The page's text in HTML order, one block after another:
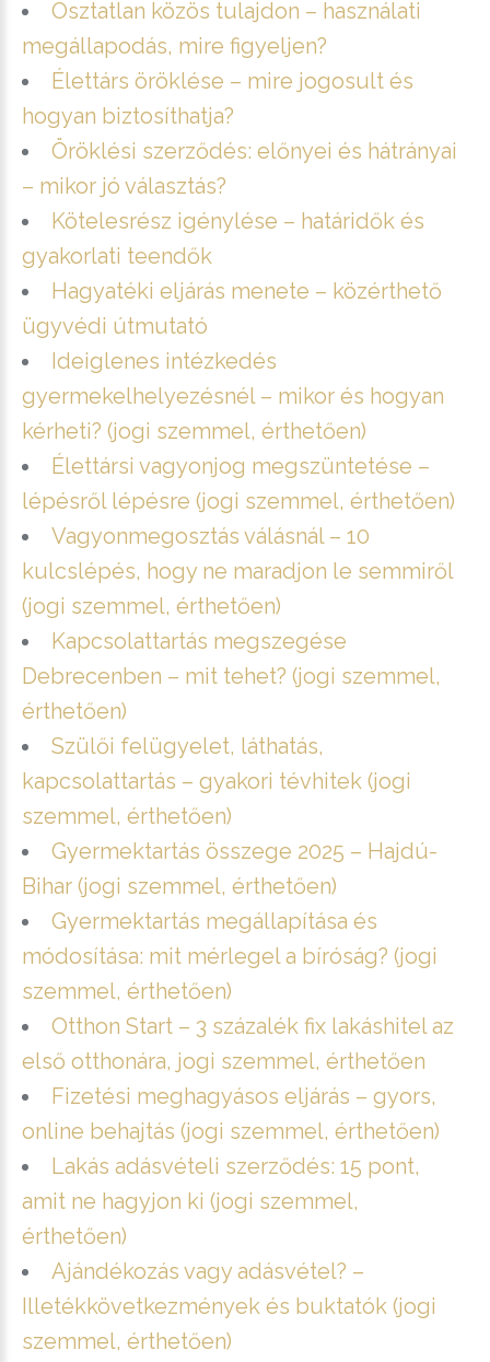
Osztatlan közös tulajdon – használati
megállapodás, mire figyeljen?
Élettárs öröklése – mire jogosult és
hogyan biztosíthatja?
Öröklési szerződés: előnyei és hátrányai
– mikor jó választás?
Kötelesrész igénylése – határidők és
gyakorlati teendők
Hagyatéki eljárás menete – közérthető
ügyvédi útmutató
Ideiglenes intézkedés
gyermekelhelyezésnél – mikor és hogyan
kérheti? (jogi szemmel, érthetően)
Élettársi vagyonjog megszüntetése –
lépésről lépésre (jogi szemmel, érthetően)
Vagyonmegosztás válásnál – 10
kulcslépés, hogy ne maradjon le semmiről
(jogi szemmel, érthetően)
Kapcsolattartás megszegése
Debrecenben – mit tehet? (jogi szemmel,
érthetően)
Szülői felügyelet, láthatás,
kapcsolattartás – gyakori tévhitek (jogi
szemmel, érthetően)
Gyermektartás összege 2025 – Hajdú-
Bihar (jogi szemmel, érthetően)
Gyermektartás megállapítása és
módosítása: mit mérlegel a bíróság? (jogi
szemmel, érthetően)
Otthon Start – 3 százalék fix lakáshitel az
első otthonára, jogi szemmel, érthetően
Fizetési meghagyásos eljárás – gyors,
online behajtás (jogi szemmel, érthetően)
Lakás adásvételi szerződés: 15 pont,
amit ne hagyjon ki (jogi szemmel,
érthetően)
Ajándékozás vagy adásvétel? –
Illetékkövetkezmények és buktatók (jogi
szemmel, érthetően)